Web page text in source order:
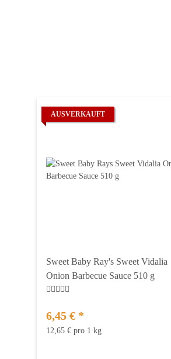
AUSVERKAUFT
Sweet Baby Ray's Sweet Vidalia
Onion Barbecue Sauce 510 g
6,45 € *
12,65 € pro 1 kg